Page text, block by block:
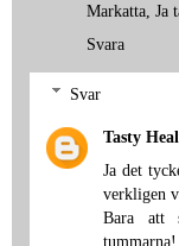
Markatta, Ja
Svara
Svar
Tasty
Ja det
verkligen
Bara att